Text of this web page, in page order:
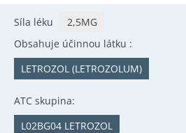
Síla léku
2,5MG
Obsahuje účinnou látku :
LETROZOL (LETROZOLUM)
ATC skupina:
L02BG04 LETROZOL